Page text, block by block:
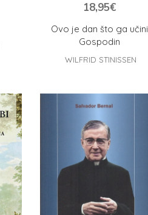
Ovo je dan što ga učini
Gospodin
18,95€
WILFRID STINISSEN